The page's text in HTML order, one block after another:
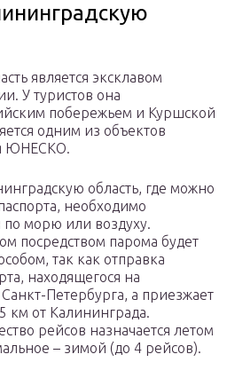
является эксклавом
У туристов она
побережьем и Куршской
одним из объектов
ЮНЕСКО.
область, где можно
необходимо
по морю или воздуху.
посредством парома будет
так как отправка
находящегося на
Петербурга, а приезжает
км от Калининграда.
рейсов назначается летом
– зимой (до 4 рейсов).